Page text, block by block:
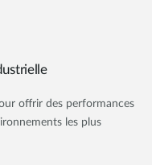
offrir des performances
les plus